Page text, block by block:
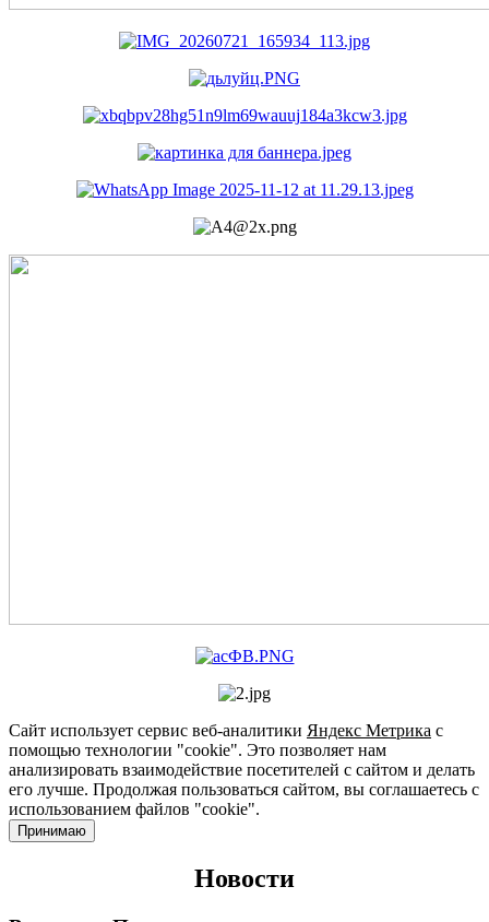
Сайт использует сервис веб-аналитики Яндекс Метрика с
помощью технологии "cookie". Это позволяет нам
анализировать взаимодействие посетителей с сайтом и делать
его лучше. Продолжая пользоваться сайтом, вы соглашаетесь с
использованием файлов "cookie".
Принимаю
Новости